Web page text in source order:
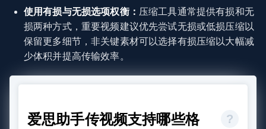
使用有损与无损选项权衡： 压缩工具通常提供有损和无
损两种方式，重要视频建议优先尝试无损或低损压缩以
保留更多细节，非关键素材可以选择有损压缩以大幅减
少体积并提高传输效率。
爱思助手传视频支持哪些格